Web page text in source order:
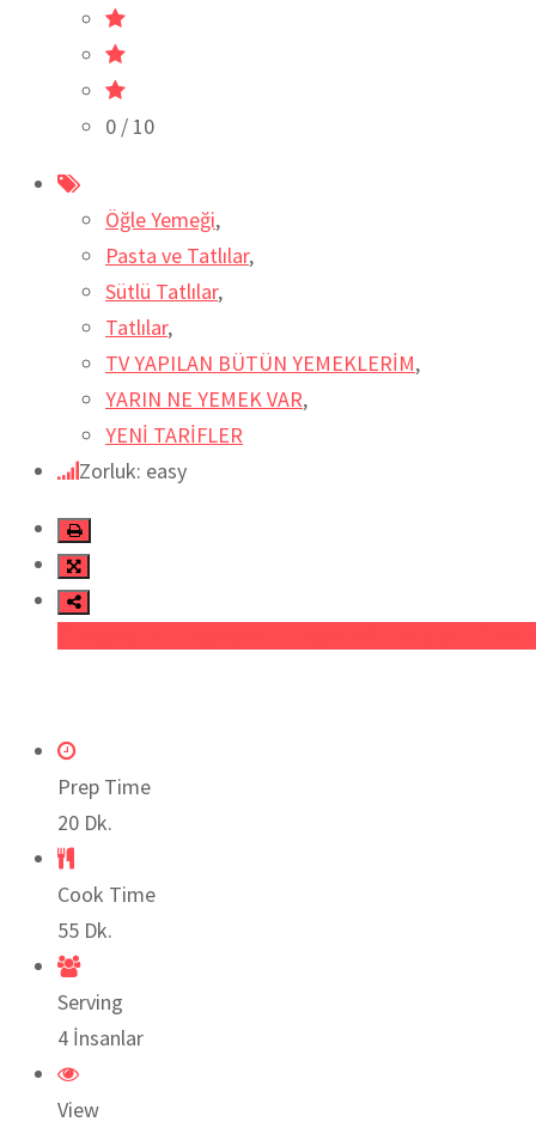
0 / 10
Öğle Yemeği,
Pasta ve Tatlılar,
Sütlü Tatlılar,
Tatlılar,
TV YAPILAN BÜTÜN YEMEKLERİM,
YARIN NE YEMEK VAR,
YENİ TARİFLER
Zorluk: easy
Prep Time
20 Dk.
Cook Time
55 Dk.
Serving
4 İnsanlar
View